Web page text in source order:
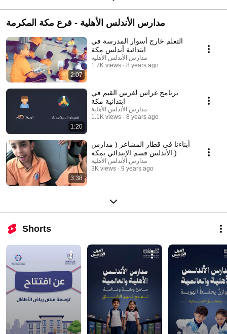
مدارس الأندلس الأهلية - فرع مكة المكرمة
2:07
التعلم خارج أسوار المدرسة في
ابتدائية أندلس مكة
مدارس الأندلس الأهلية
1.7K views
8 years ago
1:20
برنامج غراس لغرس القيم في
ابتدائية مكة
مدارس الأندلس الأهلية
1.1K views
8 years ago
3:38
أبناءنا في قطار المشاعر ( مدارس
الأندلس قسم الإبتدائي بمكة )
مدارس الأندلس الأهلية
3K views
9 years ago
Shorts